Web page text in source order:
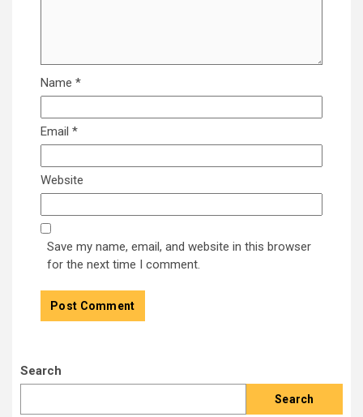
Name *
Email *
Website
Save my name, email, and website in this browser
for the next time I comment.
Search
Search